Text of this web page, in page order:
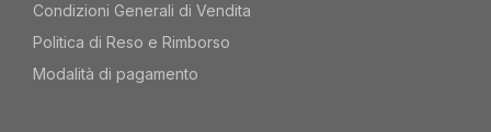
Condizioni Generali di Vendita
Politica di Reso e Rimborso
Modalità di pagamento